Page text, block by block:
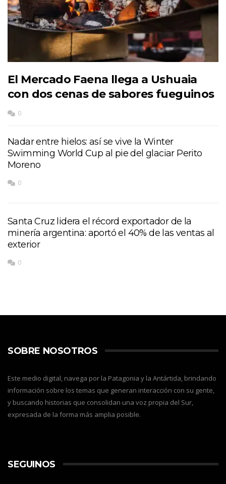
El Mercado Faena llega a Ushuaia
con dos cenas de sabores fueguinos
0
Nadar entre hielos: así se vive la Winter
Swimming World Cup al pie del glaciar Perito
Moreno
0
Santa Cruz lidera el récord exportador de la
minería argentina: aportó el 40% de las ventas al
exterior
0
SOBRE NOSOTROS
Este medio digital, navega por la Patagonia y la Antártida, brindando
información sobre los temas que generan interacción con su gente,
y buscando historias que consolidan una voz propia del Sur,
expresada de la forma más amplia posible.
SEGUINOS